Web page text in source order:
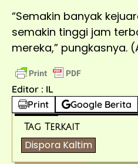
“Semakin banyak
semakin tinggi jam
mereka,” pungkasnya.
Editor : IL
Print
Google Berita
Tag Terkait
Dispora Kaltim